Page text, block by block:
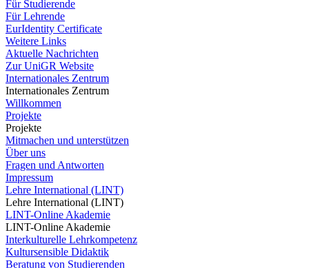
Für Studierende
Für Lehrende
EurIdentity Certificate
Weitere Links
Aktuelle Nachrichten
Zur UniGR Website
Internationales Zentrum
Internationales Zentrum
Willkommen
Projekte
Projekte
Mitmachen und unterstützen
Über uns
Fragen und Antworten
Impressum
Lehre International (LINT)
Lehre International (LINT)
LINT-Online Akademie
LINT-Online Akademie
Interkulturelle Lehrkompetenz
Kultursensible Didaktik
Beratung von Studierenden